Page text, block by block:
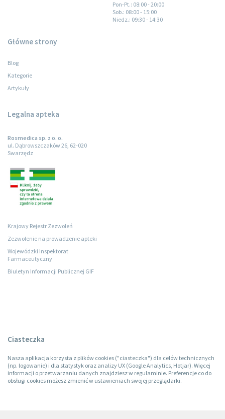
Pon-Pt.: 08:00 - 20:00
Sob.: 08:00 - 15:00
Niedz.: 09:30 - 14:30
Główne strony
Blog
Kategorie
Artykuły
Legalna apteka
Rosmedica sp. z o. o.
ul. Dąbrowszczaków 26, 62-020
Swarzędz
Krajowy Rejestr Zezwoleń
Zezwolenie na prowadzenie apteki
Wojewódzki Inspektorat
Farmaceutyczny
Biuletyn Informacji Publicznej GIF
Ciasteczka
Nasza aplikacja korzysta z plików cookies ("ciasteczka") dla celów technicznych
(np. logowanie) i dla statystyk oraz analizy UX (Google Analytics, Hotjar). Więcej
informacji o przetwarzaniu danych znajdziesz w regulaminie. Preferencje co do
obsługi cookies możesz zmienić w ustawieniach swojej przeglądarki.